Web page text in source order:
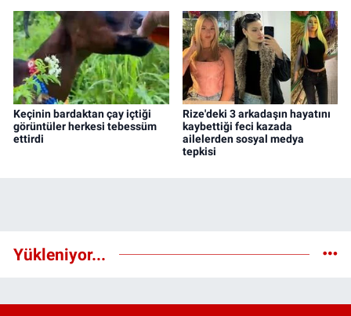
Keçinin bardaktan çay içtiği
görüntüler herkesi tebessüm
ettirdi
Rize'deki 3 arkadaşın hayatını
kaybettiği feci kazada
ailelerden sosyal medya
tepkisi
Yükleniyor...